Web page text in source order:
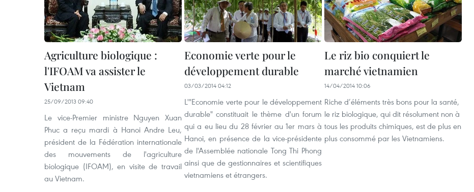
Agriculture biologique :
l'IFOAM va assister le
Vietnam
25/09/2013 09:40
Le vice-Premier ministre Nguyen Xuan
Phuc a reçu mardi à Hanoi Andre Leu,
président de la Fédération internationale
des mouvements de l'agriculture
biologique (IFOAM), en visite de travail
au Vietnam.
Economie verte pour le
développement durable
03/03/2014 04:12
L'"Economie verte pour le développement
durable" constituait le thème d'un forum
qui a eu lieu du 28 février au 1er mars à
Hanoi, en présence de la vice-présidente
de l'Assemblée nationale Tong Thi Phong
ainsi que de gestionnaires et scientifiques
vietnamiens et étrangers.
Le riz bio conquiert le
marché vietnamien
14/04/2014 10:06
Riche d’éléments très bons pour la santé,
le riz biologique, qui dit résolument non à
tous les produits chimiques, est de plus en
plus consommé par les Vietnamiens.